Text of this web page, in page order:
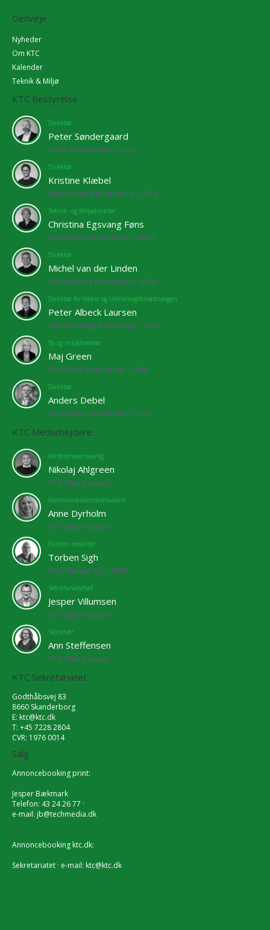
Genveje
Nyheder
Om KTC
Kalender
Teknik & Miljø
KTC Bestyrelse
Direktør
Peter Søndergaard
Solrød Kommune - 5272
Direktør
Kristine Klæbel
Albertslund Kommune - 2673
Teknik- og Miljødirektør
Christina Egsvang Føns
Middelfart Kommune - 4525
Direktør
Michel van der Linden
Kalundborg Kommune - 4108
Direktør for Vækst og Udviklingsforvaltningen
Peter Albeck Laursen
Jammerbugt Kommune - 4068
By og miljødirektør
Maj Green
Gladsaxe Kommune - 3460
Direktør
Anders Debel
Holstebro Kommune - 3872
KTC Medarbejdere
Konferenceansvarlig
Nikolaj Ahlgreen
KTC Sekretariat
Kommunikationskonsulent
Anne Dyrholm
KTC Sekretariat
Ekstern redaktør
Torben Sigh
TechMedia A/S - 6769
Sekretariatschef
Jesper Villumsen
KTC Sekretariat
Sekretær
Ann Steffensen
KTC Sekretariat
KTC Sekretariatet
Godthåbsvej 83
8660 Skanderborg
E: ktc@ktc.dk
T: +45 7228 2804
CVR: 1976 0014
Salg
Annoncebooking print:
Jesper Bækmark
Telefon: 43 24 26 77 ·
e-mail: jb@techmedia.dk
Annoncebooking ktc.dk:
Sekretariatet · e-mail: ktc@ktc.dk